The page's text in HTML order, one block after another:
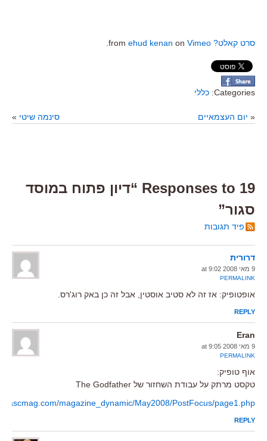
סרט קאלט? ehud kenan on Vimeo
Categories: כללי
« יום העצמאיים סינמה שיטי »
19 Responses to “דיון פתוח במוסד
סגור”
פיד תגובות
דרורית
9 מאי 2008 at 9:02
PERMALINK
אופטופיק: אז זה לא סטיב אוסטין, אבל זה כן באק רוג'רס.
REPLY
Eran
9 מאי 2008 at 9:05
PERMALINK
אוף טופיק:
טקסט מרתק על עבודת השחזור של The Godfather
magazine_dynamic/May2008/PostFocus/page1.php
REPLY